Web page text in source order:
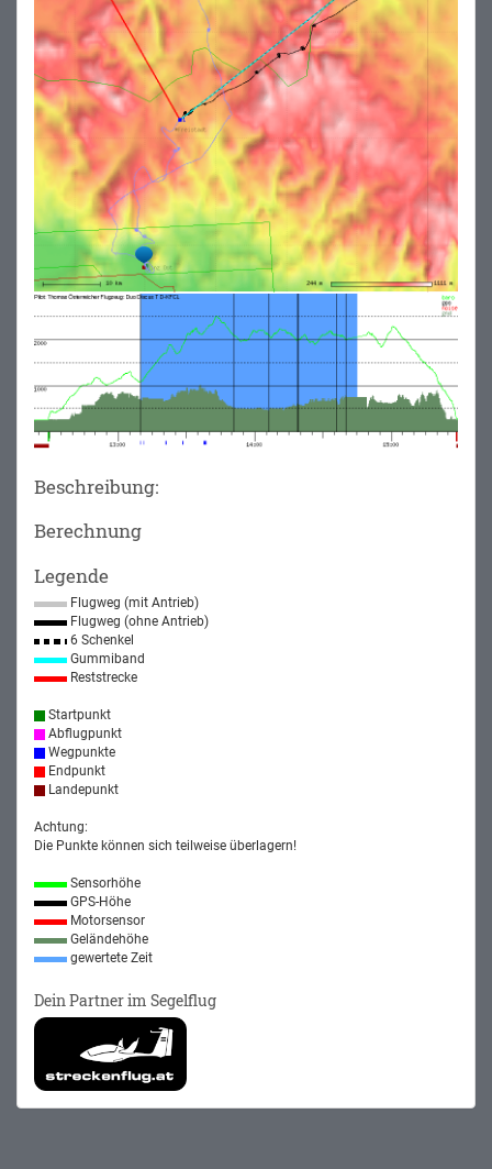
Beschreibung:
Berechnung
Legende
Flugweg (mit Antrieb)
Flugweg (ohne Antrieb)
6 Schenkel
Gummiband
Reststrecke
Startpunkt
Abflugpunkt
Wegpunkte
Endpunkt
Landepunkt
Achtung:
Die Punkte können sich teilweise überlagern!
Sensorhöhe
GPS-Höhe
Motorsensor
Geländehöhe
gewertete Zeit
Dein Partner im Segelflug